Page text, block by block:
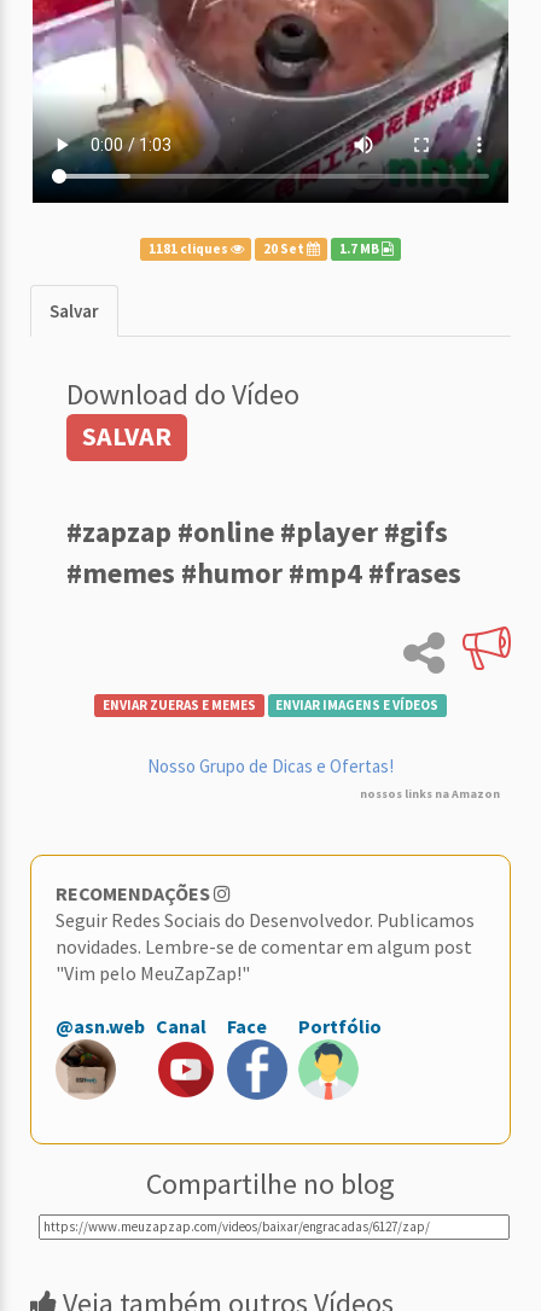
1181 cliques 20 Set 1.7 MB
Salvar
Download do Vídeo
SALVAR
#zapzap #online #player #gifs
#memes #humor #mp4 #frases
ENVIAR ZUERAS E MEMES ENVIAR IMAGENS E VÍDEOS
Nosso Grupo de Dicas e Ofertas!
nossos links na Amazon
RECOMENDAÇÕES
Seguir Redes Sociais do Desenvolvedor. Publicamos
novidades. Lembre-se de comentar em algum post
"Vim pelo MeuZapZap!"
@asn.web Canal Face Portfólio
Compartilhe no blog
Veja também outros Vídeos